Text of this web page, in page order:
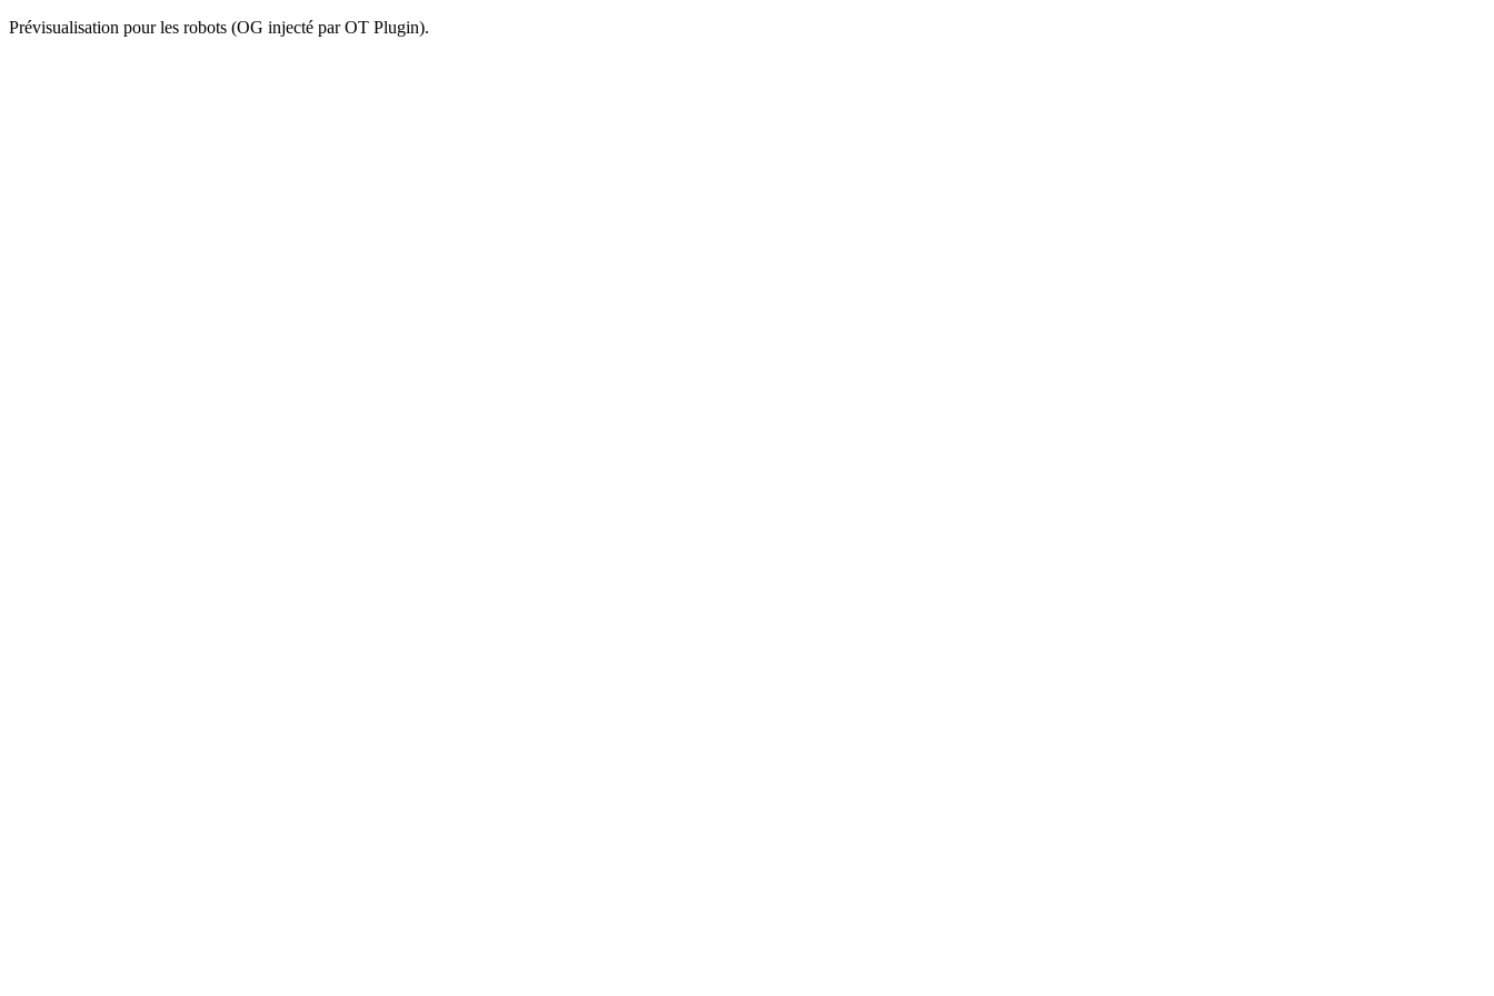
Prévisualisation pour les robots (OG injecté par OT Plugin).